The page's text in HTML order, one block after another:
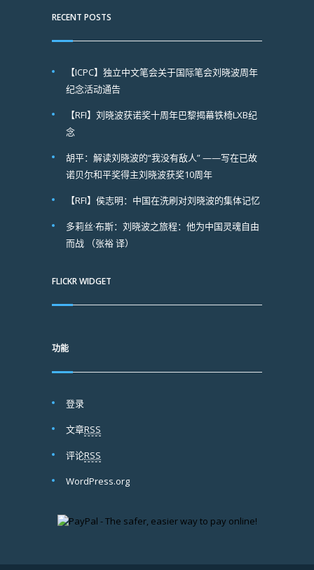
RECENT POSTS
【ICPC】独立中文笔会关于国际笔会刘晓波周年
纪念活动通告
【RFI】刘晓波获诺奖十周年巴黎揭幕铁椅LXB纪
念
胡平：解读刘晓波的“我没有敌人” ——写在已故
诺贝尔和平奖得主刘晓波获奖10周年
【RFI】侯志明：中国在洗刷对刘晓波的集体记忆
多莉丝·布斯：刘晓波之旅程：他为中国灵魂自由
而战 （张裕 译）
FLICKR WIDGET
功能
登录
文章RSS
评论RSS
WordPress.org